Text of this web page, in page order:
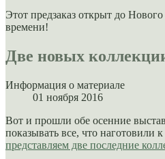
Этот предзаказ открыт до
времени!
Две новых
Информация о материале
01 ноября 2016
Вот и прошли обе осенние
показывать все, что наготовили
представляем две последние